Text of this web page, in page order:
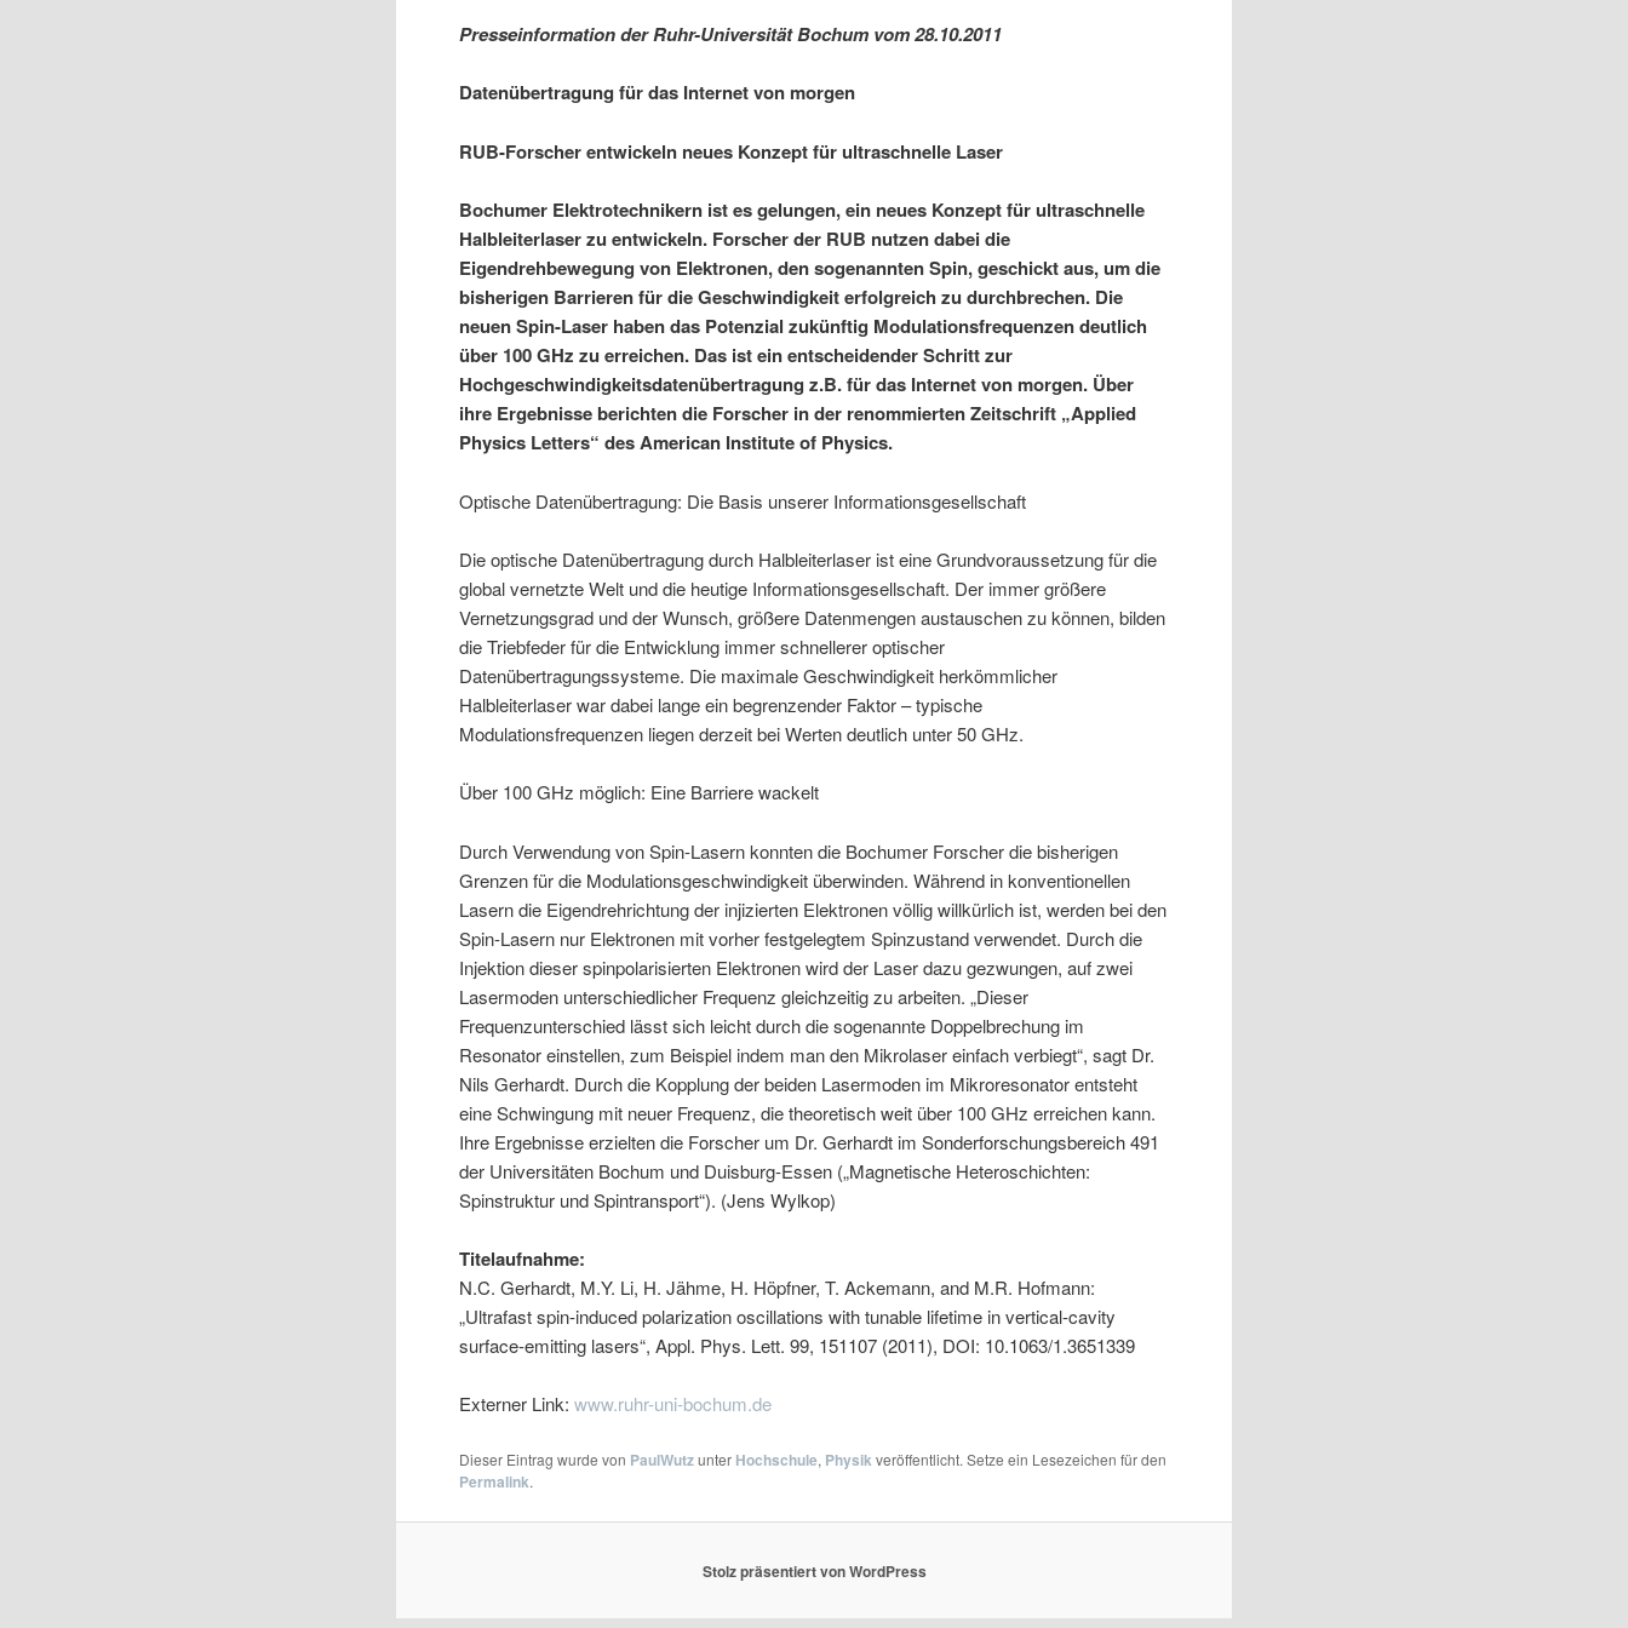
Presseinformation der Ruhr-Universität Bochum vom 28.10.2011
Datenübertragung für das Internet von morgen
RUB-Forscher entwickeln neues Konzept für ultraschnelle Laser
Bochumer Elektrotechnikern ist es gelungen, ein neues Konzept für ultraschnelle
Halbleiterlaser zu entwickeln. Forscher der RUB nutzen dabei die
Eigendrehbewegung von Elektronen, den sogenannten Spin, geschickt aus, um die
bisherigen Barrieren für die Geschwindigkeit erfolgreich zu durchbrechen. Die
neuen Spin-Laser haben das Potenzial zukünftig Modulationsfrequenzen deutlich
über 100 GHz zu erreichen. Das ist ein entscheidender Schritt zur
Hochgeschwindigkeitsdatenübertragung z.B. für das Internet von morgen. Über
ihre Ergebnisse berichten die Forscher in der renommierten Zeitschrift „Applied
Physics Letters“ des American Institute of Physics.
Optische Datenübertragung: Die Basis unserer Informationsgesellschaft
Die optische Datenübertragung durch Halbleiterlaser ist eine Grundvoraussetzung für die
global vernetzte Welt und die heutige Informationsgesellschaft. Der immer größere
Vernetzungsgrad und der Wunsch, größere Datenmengen austauschen zu können, bilden
die Triebfeder für die Entwicklung immer schnellerer optischer
Datenübertragungssysteme. Die maximale Geschwindigkeit herkömmlicher
Halbleiterlaser war dabei lange ein begrenzender Faktor – typische
Modulationsfrequenzen liegen derzeit bei Werten deutlich unter 50 GHz.
Über 100 GHz möglich: Eine Barriere wackelt
Durch Verwendung von Spin-Lasern konnten die Bochumer Forscher die bisherigen
Grenzen für die Modulationsgeschwindigkeit überwinden. Während in konventionellen
Lasern die Eigendrehrichtung der injizierten Elektronen völlig willkürlich ist, werden bei den
Spin-Lasern nur Elektronen mit vorher festgelegtem Spinzustand verwendet. Durch die
Injektion dieser spinpolarisierten Elektronen wird der Laser dazu gezwungen, auf zwei
Lasermoden unterschiedlicher Frequenz gleichzeitig zu arbeiten. „Dieser
Frequenzunterschied lässt sich leicht durch die sogenannte Doppelbrechung im
Resonator einstellen, zum Beispiel indem man den Mikrolaser einfach verbiegt“, sagt Dr.
Nils Gerhardt. Durch die Kopplung der beiden Lasermoden im Mikroresonator entsteht
eine Schwingung mit neuer Frequenz, die theoretisch weit über 100 GHz erreichen kann.
Ihre Ergebnisse erzielten die Forscher um Dr. Gerhardt im Sonderforschungsbereich 491
der Universitäten Bochum und Duisburg-Essen („Magnetische Heteroschichten:
Spinstruktur und Spintransport“). (Jens Wylkop)
Titelaufnahme:
N.C. Gerhardt, M.Y. Li, H. Jähme, H. Höpfner, T. Ackemann, and M.R. Hofmann:
„Ultrafast spin-induced polarization oscillations with tunable lifetime in vertical-cavity
surface-emitting lasers“, Appl. Phys. Lett. 99, 151107 (2011), DOI: 10.1063/1.3651339
Externer Link:www.ruhr-uni-bochum.de
Dieser Eintrag wurde von PaulWutzunter Hochschule, Physikveröffentlicht. Setze ein Lesezeichen für den
Permalink.
Stolz präsentiert von WordPress